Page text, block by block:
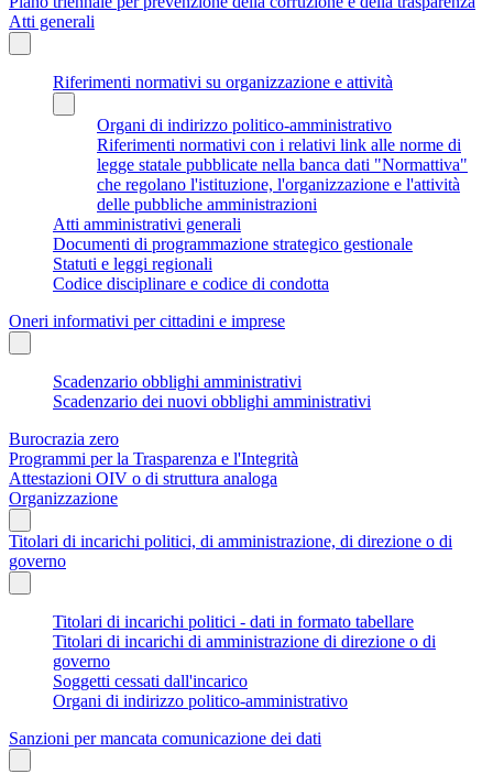
Atti generali
Riferimenti normativi su organizzazione e attività
Organi di indirizzo politico-amministrativo
Riferimenti normativi con i relativi link alle norme di
legge statale pubblicate nella banca dati "Normattiva"
che regolano l'istituzione, l'organizzazione e l'attività
delle pubbliche amministrazioni
Atti amministrativi generali
Documenti di programmazione strategico gestionale
Statuti e leggi regionali
Codice disciplinare e codice di condotta
Oneri informativi per cittadini e imprese
Scadenzario obblighi amministrativi
Scadenzario dei nuovi obblighi amministrativi
Burocrazia zero
Programmi per la Trasparenza e l'Integrità
Attestazioni OIV o di struttura analoga
Organizzazione
Titolari di incarichi politici, di amministrazione, di direzione o di
governo
Titolari di incarichi politici - dati in formato tabellare
Titolari di incarichi di amministrazione di direzione o di
governo
Soggetti cessati dall'incarico
Organi di indirizzo politico-amministrativo
Sanzioni per mancata comunicazione dei dati